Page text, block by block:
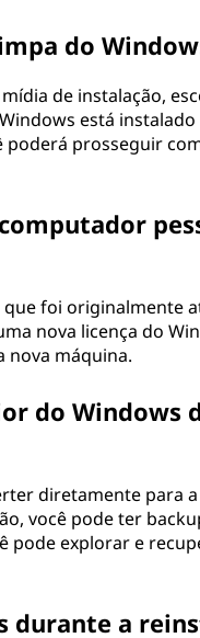
do
de instalação,
está
prosseguir
foi originalmente
nova licença do
nova máquina.
do Windows
diretamente para
você pode ter
pode explorar e
durante a